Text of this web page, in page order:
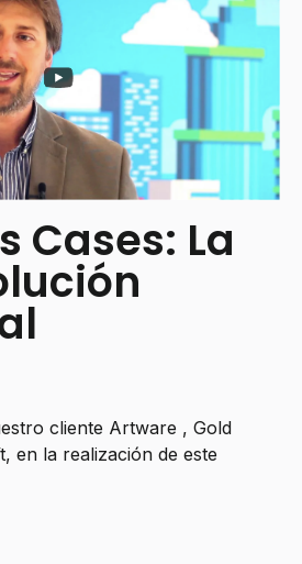
Cases: La
cliente Artware , Gold
en la realización de este